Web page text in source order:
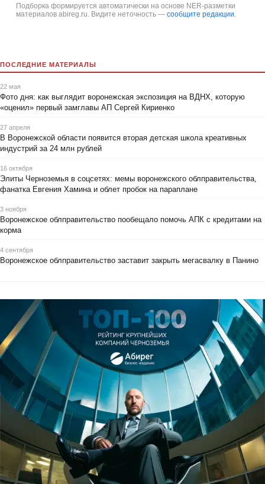
Подборка формируется автоматически на основе NER-разметки
материалов abireg.ru. Видите неточность — сообщите редакции
ПОСЛЕДНИЕ МАТЕРИАЛЫ
22 мая
Фото дня: как выглядит воронежская экспозиция на ВДНХ, которую
«оценил» первый замглавы АП Сергей Кириенко
27 апреля
В Воронежской области появится вторая детская школа креативных
индустрий за 24 млн рублей
16 октября
Элиты Черноземья в соцсетях: мемы воронежского облправительства,
фанатка Евгения Хамина и облет пробок на параплане
3 ноября
Воронежское облправительство пообещало помочь АПК с кредитами на
корма
4 сентября
Воронежское облправительство заставит закрыть мегасвалку в Панино